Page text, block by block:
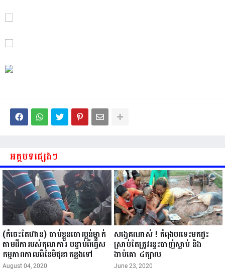
អត្ថបទផ្សេងៗ
(កំចេះតែហ៊ាន) ចាប់ខ្លួនចោរប្លន់ម្នាក់
តាមដីការបស់តុលាការ បន្ទាប់ពីធ្វើស
កម្មភាពកាលពីខែមិថុនាកន្លងទៅ
August 04, 2020
សង្វេគណាស់ ! កំពុងបរទេះមកផ្ទះ
ស្រាប់តែត្រូវរន្ទះបាញ់ស្លាប់ និង
ងាប់គោ ៤ក្បាល
June 23, 2020